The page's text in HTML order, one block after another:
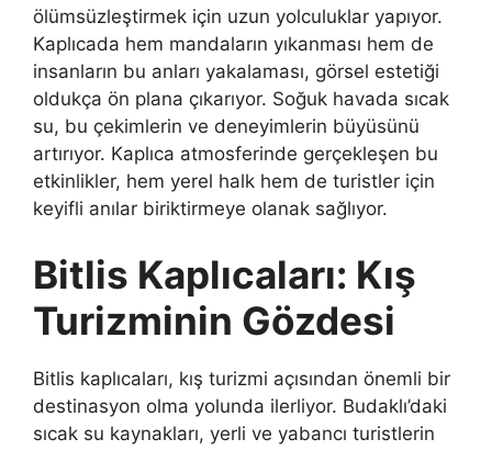
ölümsüzleştirmek için uzun yolculuklar yapıyor.
Kaplıcada hem mandaların yıkanması hem de
insanların bu anları yakalaması, görsel estetiği
oldukça ön plana çıkarıyor. Soğuk havada sıcak
su, bu çekimlerin ve deneyimlerin büyüsünü
artırıyor. Kaplıca atmosferinde gerçekleşen bu
etkinlikler, hem yerel halk hem de turistler için
keyifli anılar biriktirmeye olanak sağlıyor.
Bitlis Kaplıcaları: Kış
Turizminin Gözdesi
Bitlis kaplıcaları, kış turizmi açısından önemli bir
destinasyon olma yolunda ilerliyor. Budaklı’daki
sıcak su kaynakları, yerli ve yabancı turistlerin